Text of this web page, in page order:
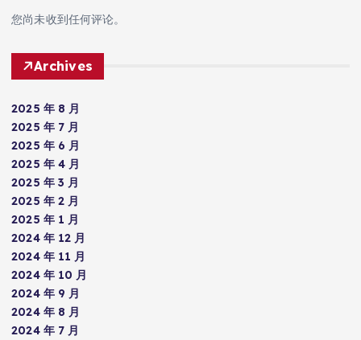
您尚未收到任何评论。
Archives
2025 年 8 月
2025 年 7 月
2025 年 6 月
2025 年 4 月
2025 年 3 月
2025 年 2 月
2025 年 1 月
2024 年 12 月
2024 年 11 月
2024 年 10 月
2024 年 9 月
2024 年 8 月
2024 年 7 月